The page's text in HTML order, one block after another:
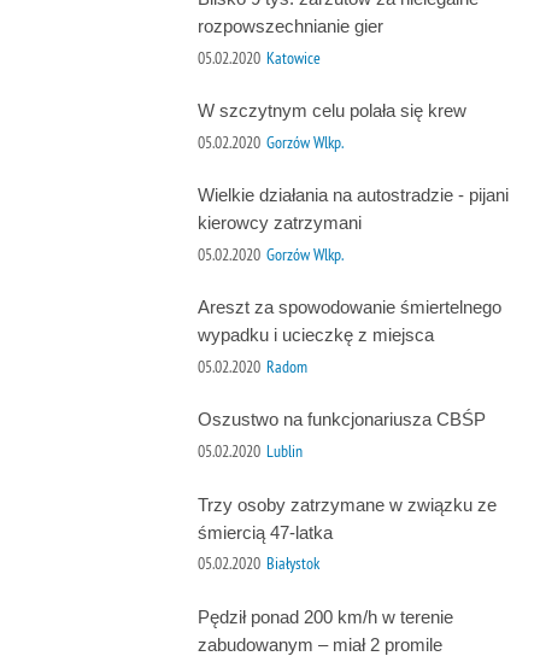
rozpowszechnianie gier
05.02.2020 Katowice
W szczytnym celu polała się krew
05.02.2020 Gorzów Wlkp.
Wielkie działania na autostradzie - pijani
kierowcy zatrzymani
05.02.2020 Gorzów Wlkp.
Areszt za spowodowanie śmiertelnego
wypadku i ucieczkę z miejsca
05.02.2020 Radom
Oszustwo na funkcjonariusza CBŚP
05.02.2020 Lublin
Trzy osoby zatrzymane w związku ze
śmiercią 47-latka
05.02.2020 Białystok
Pędził ponad 200 km/h w terenie
zabudowanym – miał 2 promile